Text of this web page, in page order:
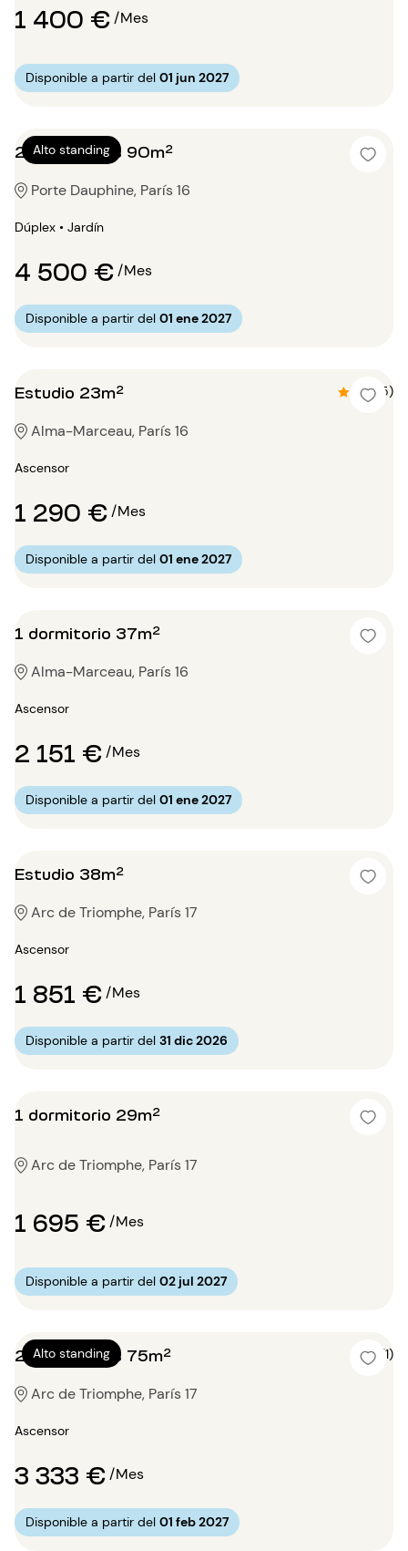
1 400 €/Mes
Disponible a partir del 01 jun 2027
Alto standing
2 dormitorios 90m²
Porte Dauphine, París 16
Dúplex • Jardín
4 500 €/Mes
Disponible a partir del 01 ene 2027
Estudio 23m² 4.6 (5)
Alma-Marceau, París 16
Ascensor
1 290 €/Mes
Disponible a partir del 01 ene 2027
1 dormitorio 37m²
Alma-Marceau, París 16
Ascensor
2 151 €/Mes
Disponible a partir del 01 ene 2027
Estudio 38m²
Arc de Triomphe, París 17
Ascensor
1 851 €/Mes
Disponible a partir del 31 dic 2026
1 dormitorio 29m²
Arc de Triomphe, París 17
1 695 €/Mes
Disponible a partir del 02 jul 2027
Alto standing
2 dormitorios 75m² 5 (1)
Arc de Triomphe, París 17
Ascensor
3 333 €/Mes
Disponible a partir del 01 feb 2027